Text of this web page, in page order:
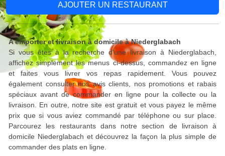
AJOUTER UN RESTAURANT
A emporter et livraison à domicile à Niederglabach
Si vous êtes à la recherche d'une livraison à Niederglabach,
affichez simplement les menus ci-dessus, commandez en ligne
et faites vous livrer vos repas rapidement. Vous pouvez
également consulter nos avis clients, nos promotions et rabais
spéciaux avant de commander en ligne pour la collecte ou la
livraison. En outre, notre site est gratuit et vous payez le même
prix que si vous aviez commandé par téléphone ou sur place.
Parcourez les restaurants dans notre section de livraison à
domicile Niederglabach et découvrez la façon la plus simple de
commander des plats en ligne.